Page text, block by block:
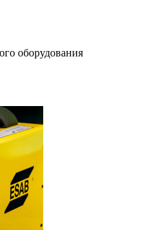
оборудования